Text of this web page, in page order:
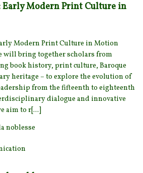
Early Modern Print Culture in
Modern Print Culture in Motion
will bring togetherscholars from
book history, print culture, Baroque
ry heritage – to explore the evolution of
from the fifteenth to eighteenth
dialogue and innovative
aim to r[...]